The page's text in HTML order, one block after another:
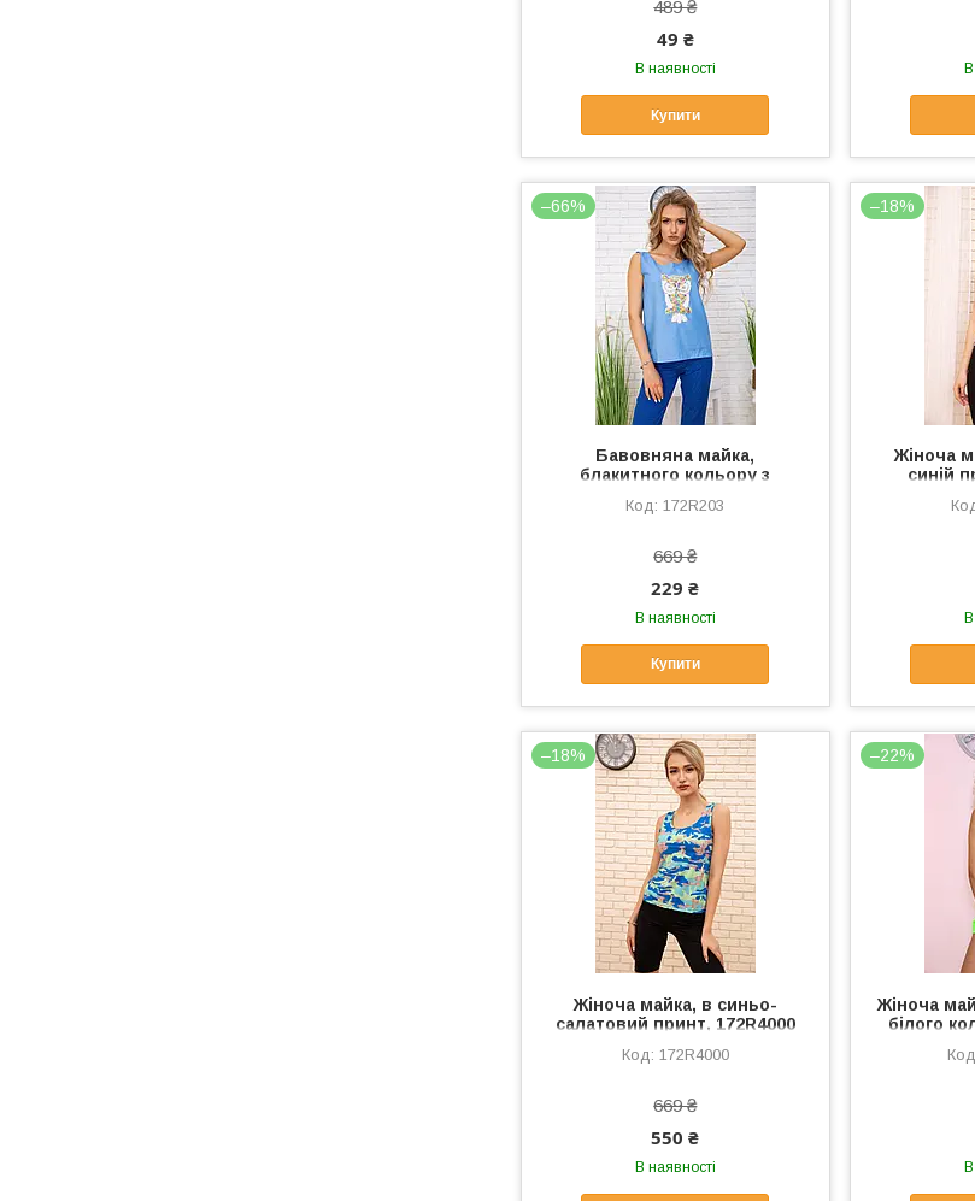
489 ₴
49 ₴
В наявності
Купити
–66%
Бавовняна майка,
блакитного кольору з
172R203
669 ₴
229 ₴
В наявності
Купити
–18%
Жіноча
синій
–18%
Жіноча майка, в синьо-
салатовий принт, 172R4000
172R4000
669 ₴
550 ₴
В наявності
–22%
Жіноча
білого
В